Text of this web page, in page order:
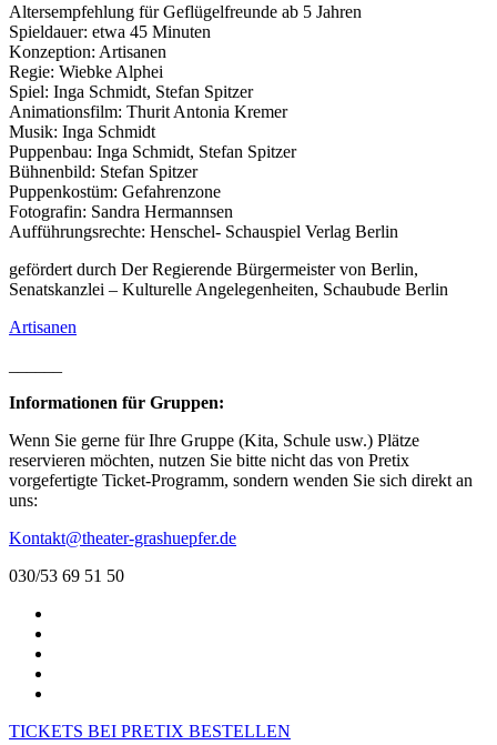
Altersempfehlung für Geflügelfreunde ab 5 Jahren
Spieldauer: etwa 45 Minuten
Konzeption: Artisanen
Regie: Wiebke Alphei
Spiel: Inga Schmidt, Stefan Spitzer
Animationsfilm: Thurit Antonia Kremer
Musik: Inga Schmidt
Puppenbau: Inga Schmidt, Stefan Spitzer
Bühnenbild: Stefan Spitzer
Puppenkostüm: Gefahrenzone
Fotografin: Sandra Hermannsen
Aufführungsrechte: Henschel- Schauspiel Verlag Berlin
gefördert durch Der Regierende Bürgermeister von Berlin,
Senatskanzlei – Kulturelle Angelegenheiten, Schaubude Berlin
Artisanen
Informationen für Gruppen:
Wenn Sie gerne für Ihre Gruppe (Kita, Schule usw.) Plätze
reservieren möchten, nutzen Sie bitte nicht das von Pretix
vorgefertigte Ticket-Programm, sondern wenden Sie sich direkt an
uns:
Kontakt@theater-grashuepfer.de
030/53 69 51 50
TICKETS BEI PRETIX BESTELLEN